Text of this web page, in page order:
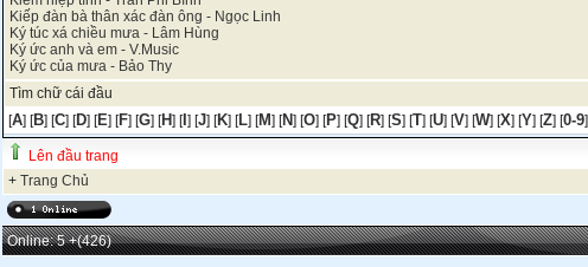
Kiếp đàn bà thân xác đàn ông - Ngọc Linh
Ký túc xá chiều mưa - Lâm Hùng
Ký ức anh và em - V.Music
Ký ức của mưa - Bảo Thy
Tìm chữ cái đầu
[A] [B] [C] [D] [E] [F] [G] [H] [I ] [J] [K] [L] [M] [N] [O] [P] [Q] [R] [S] [T] [U] [V] [W] [X] [Y] [Z] [0-9]
Lên đầu trang
+ Trang Chủ
Online: 5+(426)